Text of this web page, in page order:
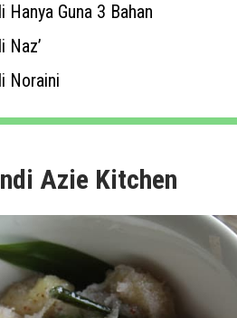
Guna 3 Bahan
Naz’
Noraini
Azie Kitchen